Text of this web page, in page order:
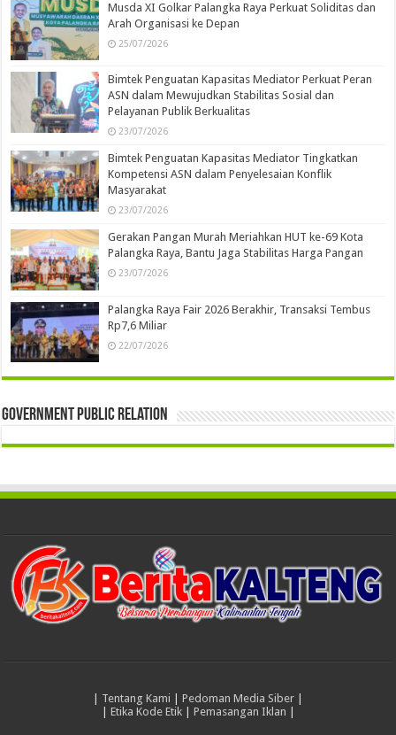
Musda XI Golkar Palangka Raya Perkuat Soliditas dan
Arah Organisasi ke Depan
25/07/2026
Bimtek Penguatan Kapasitas Mediator Perkuat Peran
ASN dalam Mewujudkan Stabilitas Sosial dan
Pelayanan Publik Berkualitas
23/07/2026
Bimtek Penguatan Kapasitas Mediator Tingkatkan
Kompetensi ASN dalam Penyelesaian Konflik
Masyarakat
23/07/2026
Gerakan Pangan Murah Meriahkan HUT ke-69 Kota
Palangka Raya, Bantu Jaga Stabilitas Harga Pangan
23/07/2026
Palangka Raya Fair 2026 Berakhir, Transaksi Tembus
Rp7,6 Miliar
22/07/2026
Government Public Relation
| Tentang Kami | Pedoman Media Siber |
| Etika Kode Etik| Pemasangan Iklan |